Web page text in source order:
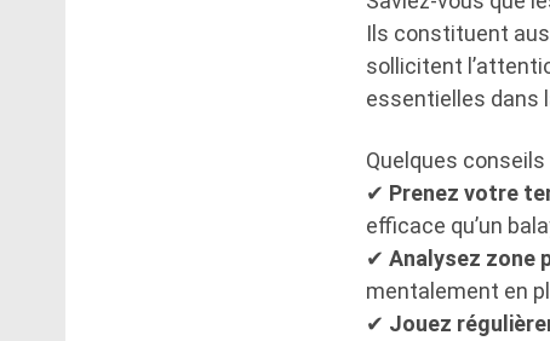
Ils constituent
sollicitent
essentielles dans
Quelques
✔ Prenez votre
efficace qu’un
✔ Analysez zone
mentalement en
✔ Jouez